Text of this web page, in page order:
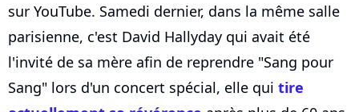
sur YouTube. Samedi dernier, dans la même salle
parisienne, c'est David Hallyday qui avait été
l'invité de sa mère afin de reprendre "Sang pour
Sang" lors d'un concert spécial, elle qui tire